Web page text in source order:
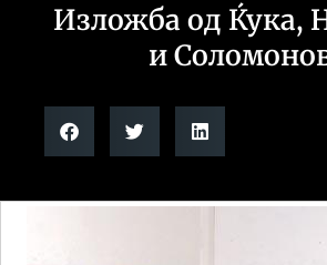
Изложба од Ќука,
и